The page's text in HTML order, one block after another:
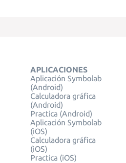
APLICACIONES
Aplicación Symbolab
(Android)
Calculadora gráfica
(Android)
Practica (Android)
Aplicación Symbolab
(iOS)
Calculadora gráfica
(iOS)
Practica (iOS)